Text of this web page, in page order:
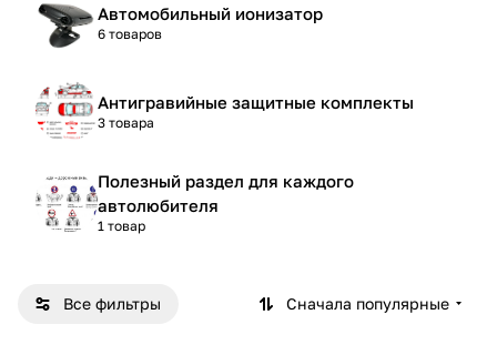
Автомобильный ионизатор
6 товаров
Антигравийные защитные комплекты
3 товара
Полезный раздел для каждого
автолюбителя
1 товар
Все фильтры Сначала популярные